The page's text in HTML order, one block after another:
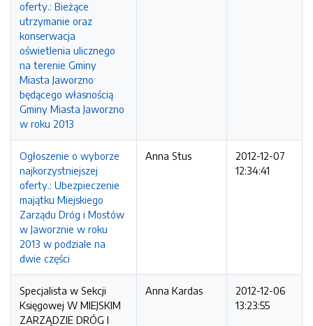
oferty.: Bieżące
utrzymanie oraz
konserwacja
oświetlenia ulicznego
na terenie Gminy
Miasta Jaworzno
będącego własnością
Gminy Miasta Jaworzno
w roku 2013
Ogłoszenie o wyborze
najkorzystniejszej
oferty.: Ubezpieczenie
majątku Miejskiego
Zarządu Dróg i Mostów
w Jaworznie w roku
2013 w podziale na
dwie części
Anna Stus
2012-12-07
12:34:41
Specjalista w Sekcji
Księgowej W MIEJSKIM
ZARZĄDZIE DRÓG I
Anna Kardas
2012-12-06
13:23:55